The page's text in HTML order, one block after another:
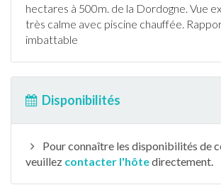
hectares à 500m. de la Dordogne. Vue
très calme avec piscine chauffée.
imbattable
Disponibilités
Pour connaître les disponibilités de
veuillez contacter l'hôtedirectement.